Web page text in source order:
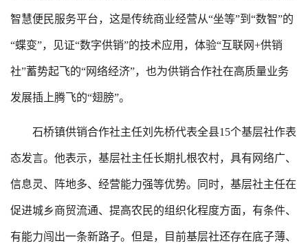
智慧便民服务平台，这是传统商业经营从“坐等”到“数智”的
“蝶变”，见证“数字供销”的技术应用，体验“互联网+供销
社”蓄势起飞的“网络经济”，也为供销合作社在高质量业务
发展插上腾飞的“翅膀”。
石桥镇供销合作社主任刘先桥代表全县15个基层社作表
态发言。他表示，基层社主任长期扎根农村，具有网络广、
信息灵、阵地多、经营能力强等优势。同时，基层社主任在
促进城乡商贸流通、提高农民的组织化程度方面，有条件、
有能力闯出一条新路子。但是，目前基层社还存在底子薄、